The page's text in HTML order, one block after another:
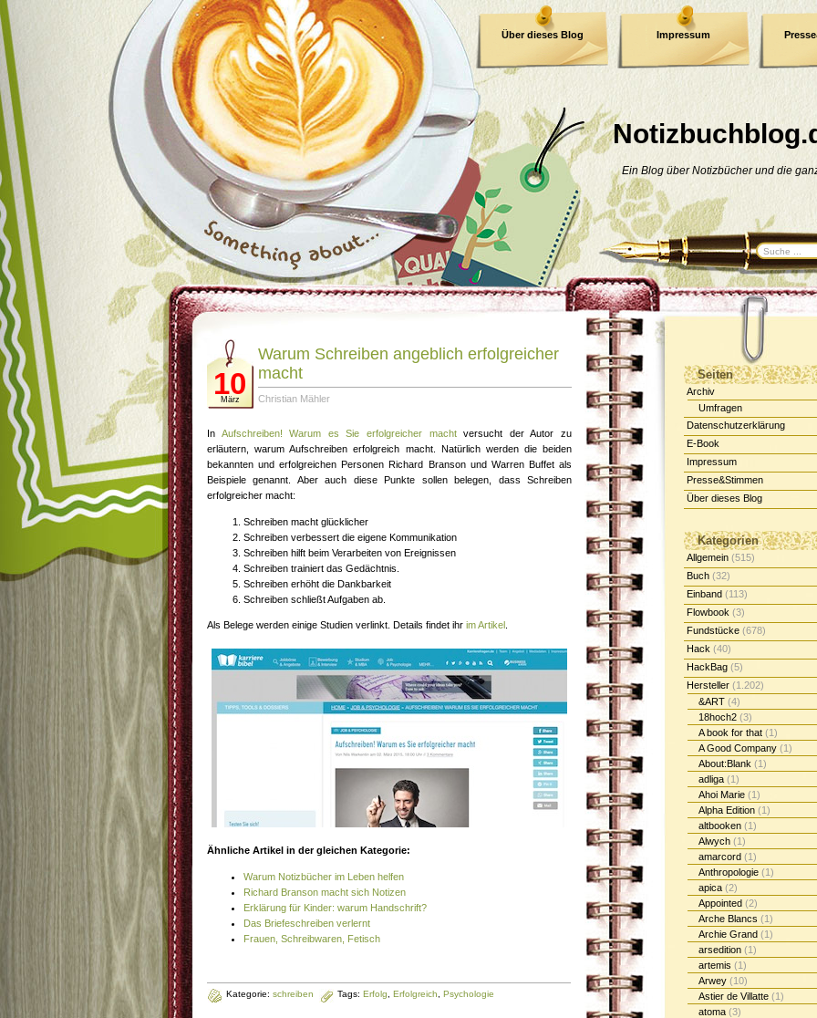
Ein Blog über Notizbücher und die
Über dieses Blog Impressum
Datenschutzerklärung
Seiten
Archiv
Umfragen
Datenschutzerklärung
E-Book
Impressum
Presse&Stimmen
Über dieses Blog
Kategorien
Allgemein (515)
Buch (32)
Einband (113)
Flowbook (3)
Fundstücke (678)
Hack (40)
HackBag (5)
Hersteller (1.202)
&ART (4)
18hoch2 (3)
A book for that (1)
A Good Company (1)
About:Blank (1)
adliga (1)
Ahoi Marie (1)
Alpha Edition (1)
altbooken (1)
Alwych (1)
amarcord (1)
Anthropologie (1)
apica (2)
Appointed (2)
Arche Blancs (1)
Archie Grand (1)
arsedition (1)
artemis (1)
Arwey (10)
Astier de Villatte (1)
atoma (3)
10
März
Warum Schreiben angeblich erfolgreicher
macht
Christian Mähler
In Aufschreiben! Warum es Sie erfolgreicher machtversucht der Autor zu
erläutern, warum Aufschreiben erfolgreich macht. Natürlich werden die beiden
bekannten und erfolgreichen Personen Richard Branson und Warren Buffet als
Beispiele genannt. Aber auch diese Punkte sollen belegen, dass Schreiben
erfolgreicher macht:
Schreiben macht glücklicher
Schreiben verbessert die eigene Kommunikation
Schreiben hilft beim Verarbeiten von Ereignissen
Schreiben trainiert das Gedächtnis.
Schreiben erhöht die Dankbarkeit
Schreiben schließt Aufgaben ab.
Als Belege werden einige Studien verlinkt. Details findet ihr im Artikel
Ähnliche Artikel in der gleichen Kategorie:
Warum Notizbücher im Leben helfen
Richard Branson macht sich Notizen
Erklärung für Kinder: warum Handschrift?
Das Briefeschreiben verlernt
Frauen, Schreibwaren, Fetisch
Kategorie: schreiben Tags: Erfolg Erfolgreich Psychologie